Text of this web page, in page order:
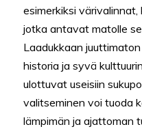
esimerkiksi
jotka antavat matolle
Laadukkaan
historia ja syvä
ulottuvat useisiin
valitseminen voi tuoda
lämpimän ja ajattoman